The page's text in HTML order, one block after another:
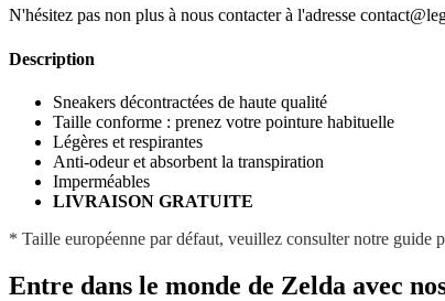
N'hésitez pas non plus à nous contacter à l'adresse
Description
Sneakers décontractées de haute qualité
Taille conforme : prenez votre pointure habituelle
Légères et respirantes
Anti-odeur et absorbent la transpiration
Imperméables
LIVRAISON GRATUITE
* Taille européenne par défaut, veuillez consulter notre guide
Entre dans le monde de Zelda avec